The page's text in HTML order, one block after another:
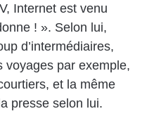
Internet est venu
! ». Selon lui,
d’intermédiaires,
voyages par exemple,
et la même
presse selon lui.